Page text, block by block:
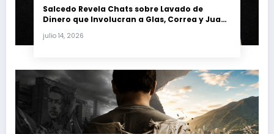
Salcedo Revela Chats sobre Lavado de
Dinero que Involucran a Glas, Correa y Juan
julio 14, 2026